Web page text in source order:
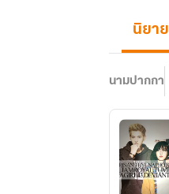
นิยาย
นามปากกา